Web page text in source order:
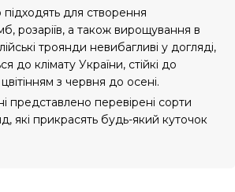
підходять для створення
розаріїв, а також вирощування в
троянди невибагливі у догляді,
до клімату України, стійкі до
з червня до осені.
представлено перевірені сорти
які прикрасять будь-який куточок